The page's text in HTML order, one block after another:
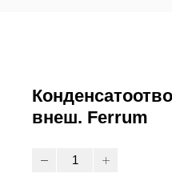
внеш. Ferrum